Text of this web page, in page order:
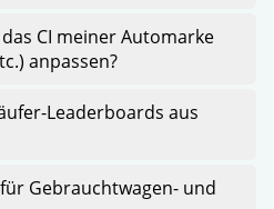
CI meiner Automarke
anpassen?
Leaderboards aus
Gebrauchtwagen- und